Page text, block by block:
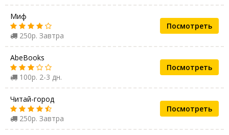
Миф
250р. Завтра
Посмотреть
AbeBooks
100р. 2-3 дн.
Посмотреть
Читай-город
250р. Завтра
Посмотреть